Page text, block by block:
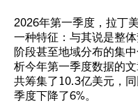
2026年第一季度，拉丁
一种特征：与其说是整
阶段甚至地域分布的集中
析今年第一季度数据的
共筹集了10.3亿美元，
季度下降了6%。